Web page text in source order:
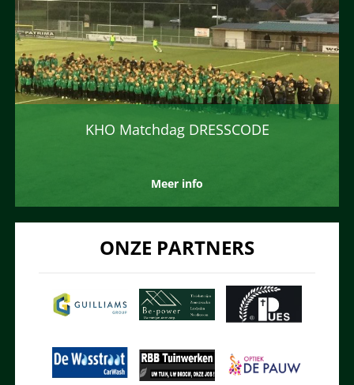
KHO Matchdag DRESSCODE
Meer info
ONZE PARTNERS